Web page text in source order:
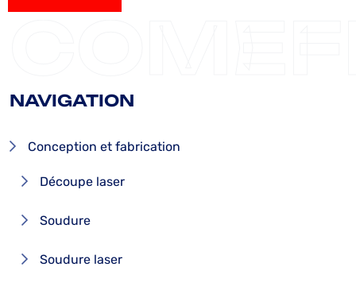
NAVIGATION
Conception et fabrication
Découpe laser
Soudure
Soudure laser